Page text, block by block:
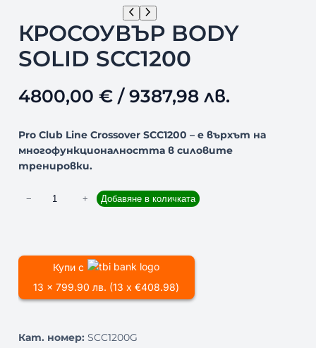
КРОСОУВЪР BODY
SOLID SCC1200
4800,00 €/ 9387,98 лв.
Pro Club Line Crossover SCC1200 – е върхът на
многофункционалността в силовите
тренировки.
ч
с
о
− + Добавяне в количката
Купи с
13 x 799.90 лв. (13 x €408.98)
Кат. номер: SCC1200G